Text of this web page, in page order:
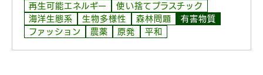
再生可能エネルギー
使い捨てプラスチック
海洋生態系
生物多様性 森林問題
有害物質
ファッション
農薬 原発 平和